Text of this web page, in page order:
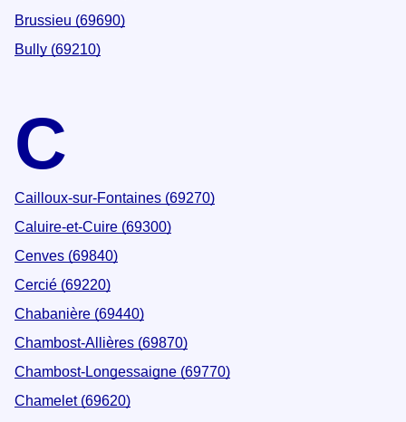
Brussieu (69690)
Bully (69210)
C
Cailloux-sur-Fontaines (69270)
Caluire-et-Cuire (69300)
Cenves (69840)
Cercié (69220)
Chabanière (69440)
Chambost-Allières (69870)
Chambost-Longessaigne (69770)
Chamelet (69620)